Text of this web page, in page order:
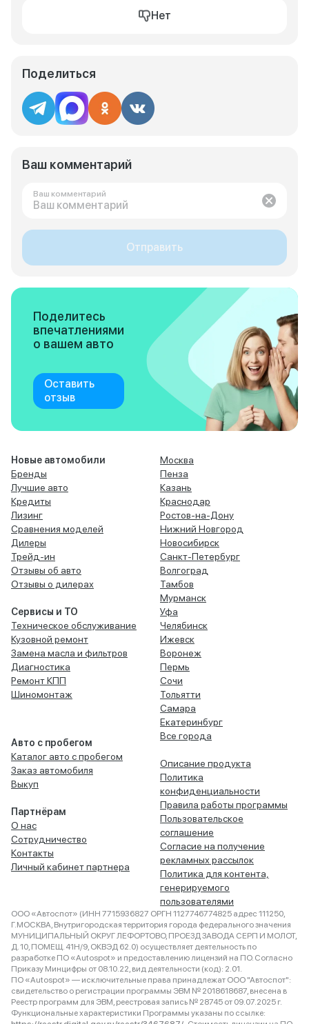
Нет
Поделиться
Ваш комментарий
Ваш комментарий
Отправить
Поделитесь
впечатлениями
о вашем авто
Оставить
отзыв
Новые автомобили
Бренды
Лучшие авто
Кредиты
Лизинг
Сравнения моделей
Дилеры
Трейд-ин
Отзывы об авто
Отзывы о дилерах
Сервисы и ТО
Техническое обслуживание
Кузовной ремонт
Замена масла и фильтров
Диагностика
Ремонт КПП
Шиномонтаж
Авто с пробегом
Каталог авто с пробегом
Заказ автомобиля
Выкуп
Партнёрам
О нас
Сотрудничество
Контакты
Личный кабинет партнера
Москва
Пенза
Казань
Краснодар
Ростов-на-Дону
Нижний Новгород
Новосибирск
Санкт-Петербург
Волгоград
Тамбов
Мурманск
Уфа
Челябинск
Ижевск
Воронеж
Пермь
Сочи
Тольятти
Самара
Екатеринбург
Все города
Описание продукта
Политика
конфиденциальности
Правила работы программы
Пользовательское
соглашение
Согласие на получение
рекламных рассылок
Политика для контента,
генерируемого
пользователями
ООО «Автоспот» (ИНН 7715936827 ОРГН 1127746774825 адрес 111250,
Г.МОСКВА, Внутригородская территория города федерального значения
МУНИЦИПАЛЬНЫЙ ОКРУГ ЛЕФОРТОВО, ПРОЕЗД ЗАВОДА СЕРП И МОЛОТ,
Д. 10, ПОМЕЩ. 41Н/9, ОКВЭД 62.0) осуществляет деятельность по
разработке ПО «Autospot» и предоставлению лицензий на ПО. Согласно
Приказу Минцифры от 08.10.22, вид деятельности (код): 2.01.
ПО «Autospot» — исключительные права принадлежат ООО "Автоспот":
свидетельство о регистрации программы ЭВМ № 2018618687, внесена в
Реестр программ для ЭВМ, реестровая запись № 28745 от 09.07.2025 г.
Функциональные характеристики Программы указаны по ссылке: